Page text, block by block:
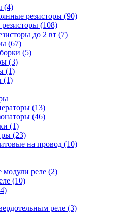
(4)
резисторы (90)
(108)
до 2 вт (7)
(67)
(5)
(3)
(1)
(1)
(13)
(46)
(1)
(23)
на провод (10)
реле (2)
(10)
реле (3)